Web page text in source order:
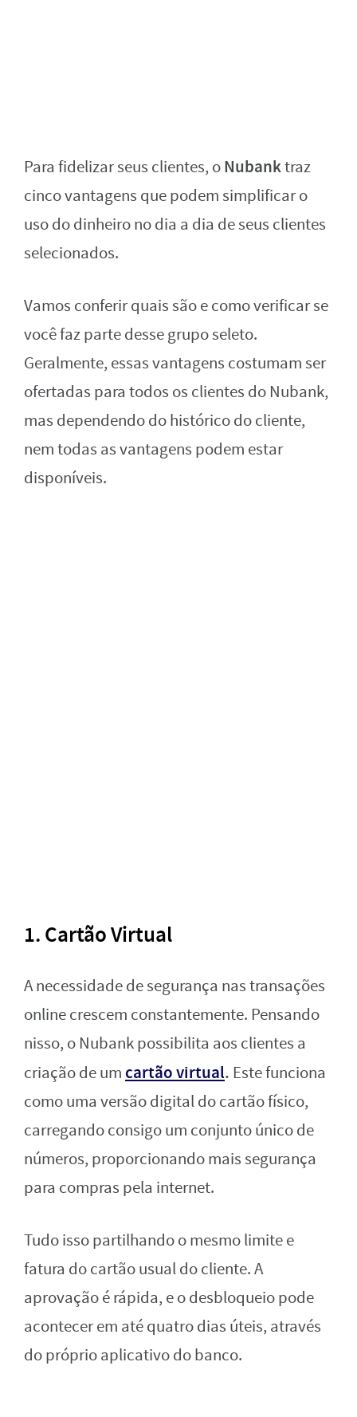
Para fidelizar seus clientes, oNubanktraz
cinco vantagens que podem simplificar o
uso do dinheiro no dia a dia de seus clientes
selecionados.
Vamos conferir quais são e como verificar se
você faz parte desse grupo seleto.
Geralmente, essas vantagens costumam ser
ofertadas para todos os clientes do Nubank,
mas dependendo do histórico do cliente,
nem todas as vantagens podem estar
disponíveis.
1. Cartão Virtual
A necessidade de segurança nas transações
online crescem constantemente. Pensando
nisso, o Nubank possibilita aos clientes a
criação de umcartão virtual. Este funciona
como uma versão digital do cartão físico,
carregando consigo um conjunto único de
números, proporcionando mais segurança
para compras pela internet.
Tudo isso partilhando o mesmo limite e
fatura do cartão usual do cliente. A
aprovação é rápida, e o desbloqueio pode
acontecer em até quatro dias úteis, através
do próprio aplicativo do banco.